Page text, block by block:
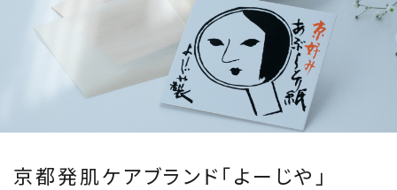
京都発肌ケアブランド「よーじや」